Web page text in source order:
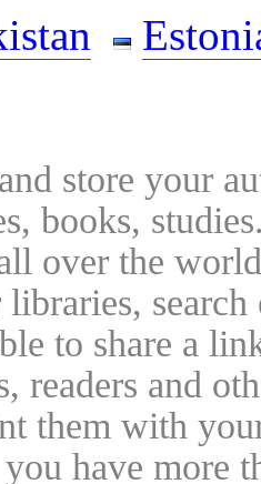
store your
books,
over the
libraries,
to share a
readers and
them with
have more